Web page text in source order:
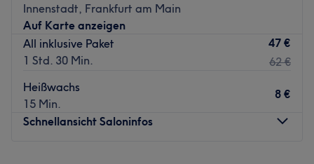
Innenstadt, Frankfurt am Main
Auf Karte anzeigen
All inklusive Paket
1 Std. 30 Min.
47 €
62 €
Heißwachs
15 Min.
8 €
Schnellansicht Saloninfos